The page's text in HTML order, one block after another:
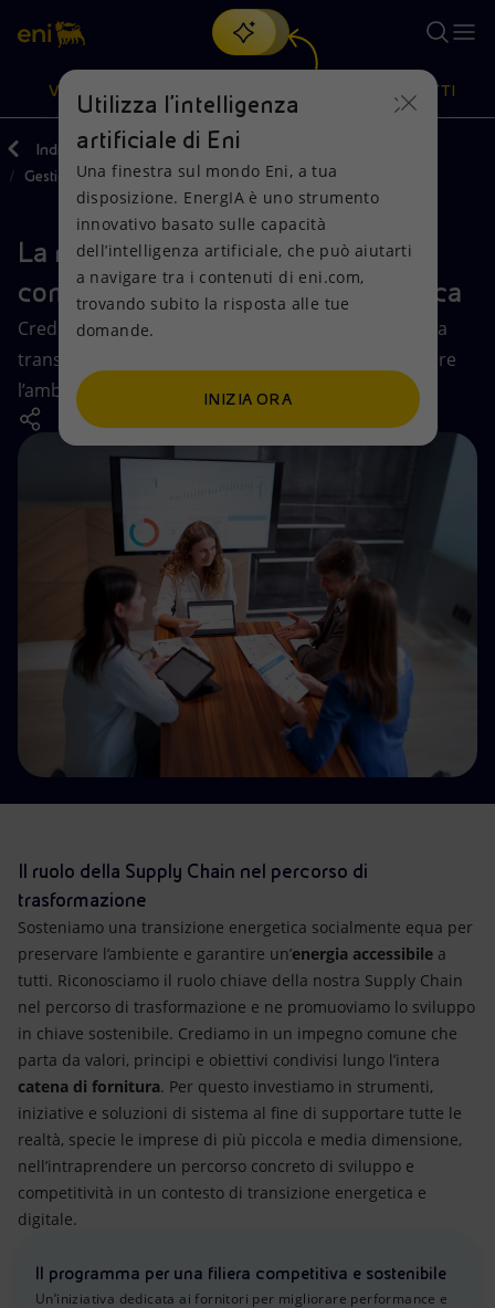
Cerca
Oppure scopri EnergIA, la nostra nuova soluzione di intelligenza
artificiale.
VISIONE
Visione
Mission e valori
Persone e Partnership
Net Zero
Modello satellitare
Energia accessibile
Innovazione
Scenari energetici
Azioni
Diversificazione energetica
Tecnologie per la transizione
Collaborazioni per l'innovazione
Attività nel mondo
PRODOTTI
Prodotti
Imprese
Mobilità
Indietro Sostenibilità
Impegno per la sostenibilità
Gestione della sostenibilità
La nostra Supply Chain, impegno
comune per la transizione energetica
Crediamo nell'impegno di tutti per raggiungere una
transizione energetica socialmente equa, preservare
l’ambiente e garantire energia accessibile.
Il ruolo della Supply Chain nel percorso di
trasformazione
Sosteniamo una transizione energetica socialmente equa per
preservare l’ambiente e garantire un’energia accessibile a
tutti. Riconosciamo il ruolo chiave della nostra Supply Chain
nel percorso di trasformazione e ne promuoviamo lo sviluppo
in chiave sostenibile. Crediamo in un impegno comune che
parta da valori, principi e obiettivi condivisi lungo l’intera
catena di fornitura. Per questo investiamo in strumenti,
iniziative e soluzioni di sistema al fine di supportare tutte le
realtà, specie le imprese di più piccola e media dimensione,
nell’intraprendere un percorso concreto di sviluppo e
competitività in un contesto di transizione energetica e
digitale.
Il programma per una filiera competitiva e sostenibile
Un’iniziativa dedicata ai fornitori per migliorare performance e
Utilizza l'intelligenza
artificiale di Eni
Una finestra sul mondo Eni, a tua
disposizione. EnergIA è uno strumento
innovativo basato sulle capacità
dell’intelligenza artificiale, che può aiutarti
a navigare tra i contenuti di eni.com,
trovando subito la risposta alle tue
domande.
INIZIA ORA